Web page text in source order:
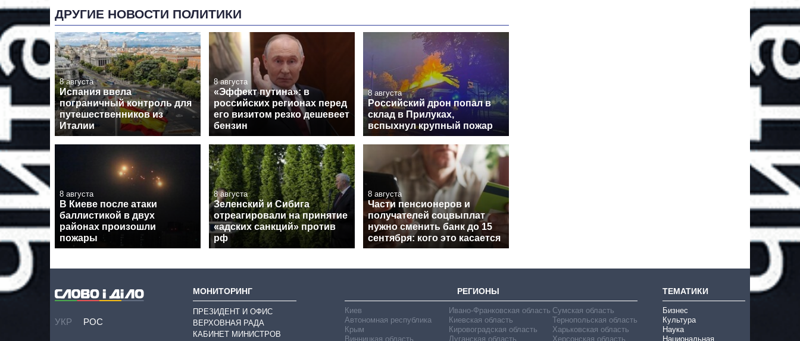
ДРУГИЕ НОВОСТИ ПОЛИТИКИ
8 августа
Испания ввела
пограничный контроль для
путешественников из
Италии
8 августа
«Эффект путина»: в
российских регионах перед
его визитом резко дешевеет
бензин
8 августа
Российский дрон попал в
склад в Прилуках,
вспыхнул крупный пожар
8 августа
В Киеве после атаки
баллистикой в двух
районах произошли
пожары
8 августа
Зеленский и Сибига
отреагировали на принятие
«адских санкций» против
рф
8 августа
Части пенсионеров и
получателей соцвыплат
нужно сменить банк до 15
сентября: кого это касается
УКР РОС
МОНИТОРИНГ
ПРЕЗИДЕНТ И ОФИС
ВЕРХОВНАЯ РАДА
КАБИНЕТ МИНИСТРОВ
РЕГИОНЫ
Киев
Автономная республика
Крым
Винницкая область
Ивано-Франковская область
Киевская область
Кировоградская область
Луганская область
Сумская область
Тернопольская область
Харьковская область
Херсонская область
ТЕМАТИКИ
Бизнес
Культура
Наука
Национальная